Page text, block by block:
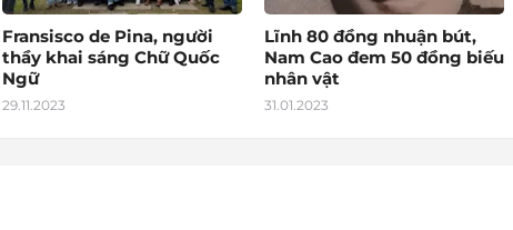
Fransisco de Pina, người
thầy khai sáng Chữ Quốc
Ngữ
29.11.2023
Lĩnh 80 đồng nhuận bút,
Nam Cao đem 50 đồng biếu
nhân vật
31.01.2023